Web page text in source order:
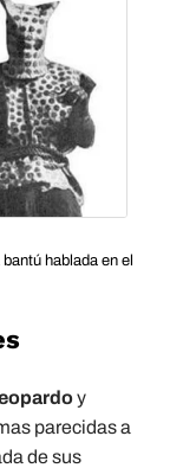
hablada en el
y
parecidas a
de sus